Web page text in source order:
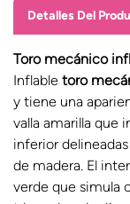
Detalles Del
Toro mecánico
Inflable toro
y tiene una
valla amarilla que
inferior
de madera. El
verde que simula